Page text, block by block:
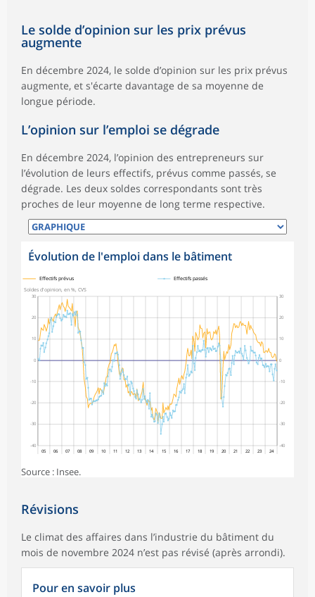
Le solde d’opinion sur les prix prévus
augmente
En décembre 2024, le solde d’opinion sur les prix prévus
augmente, et s'écarte davantage de sa moyenne de
longue période.
L’opinion sur l’emploi se dégrade
En décembre 2024, l’opinion des entrepreneurs sur
l’évolution de leurs effectifs, prévus comme passés, se
dégrade. Les deux soldes correspondants sont très
proches de leur moyenne de long terme respective.
Évolution de l'emploi dans le bâtiment
0
10
20
30
-10
-20
-30
-40 -40
-30
-20
-10
0
10
20
30
Soldes d'opinion, en %, CVS
05 06 07 08 09 10 11 12 13 14 15 16 17 18 19 20 21 22 23 24
Effectifs prévus Effectifs passés
Source : Insee.
Révisions
Le climat des affaires dans l’industrie du bâtiment du
mois de novembre 2024 n’est pas révisé (après arrondi).
Pour en savoir plus